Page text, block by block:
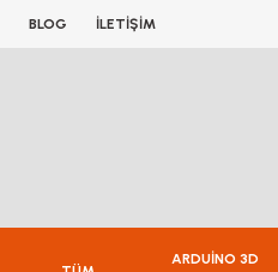
BLOG İLETİŞİM
ARDUİNO 3D